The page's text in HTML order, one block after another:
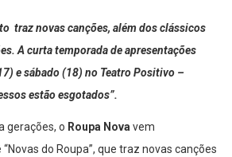
traz novas canções, além dos clássicos
A curta temporada de apresentações
e sábado (18) no Teatro Positivo –
estão esgotados”.
gerações, o Roupa Novavem
do Roupa”, que traz novas canções